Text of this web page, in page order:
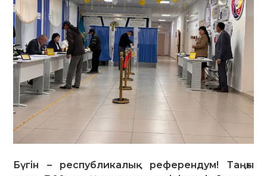
Бүгін – республикалық референдум! Таңғы